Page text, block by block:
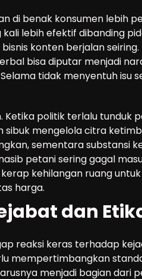
di benak konsumen lebih
lebih efektif dibanding
konten berjalan
bisa diputar menjadi
tidak menyentuh isu
Ketika politik terlalu tunduk
sibuk mengelola citra
sementara substansi
petani sering gagal
kehilangan ruang untuk
harga.
dan
reaksi keras terhadap
mempertimbangkan
menjadi bagian dari